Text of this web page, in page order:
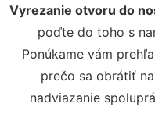
Vyrezanie otvoru do
poďte do toho s
Ponúkame vám
prečo sa obrátiť
nadviazanie